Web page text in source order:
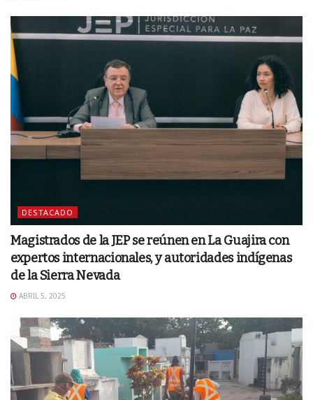
DESTACADO
Magistrados de la JEP se reúnen en La Guajira con
expertos internacionales, y autoridades indígenas
de la Sierra Nevada
ABRIL 5, 2025